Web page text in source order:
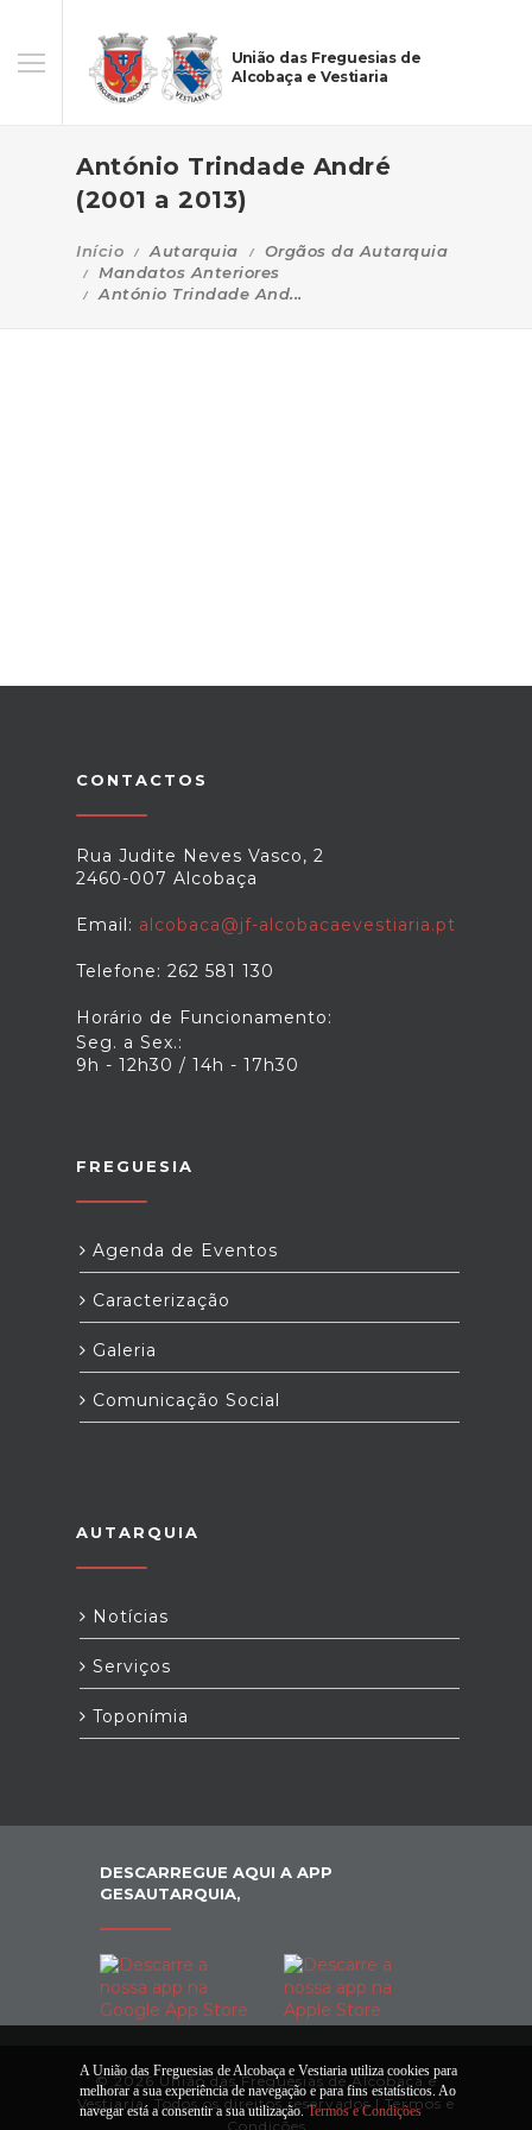
União das Freguesias de
Alcobaça e Vestiaria
António Trindade André
(2001 a 2013)
Início Autarquia
Orgãos da Autarquia
Mandatos Anteriores
António Trindade And...
CONTACTOS
Rua Judite Neves Vasco, 2
2460-007 Alcobaça
Email: alcobaca@jf-alcobacaevestiaria.pt
Telefone: 262 581 130
Horário de Funcionamento:
Seg. a Sex.:
9h - 12h30 / 14h - 17h30
FREGUESIA
Agenda de Eventos
Caracterização
Galeria
Comunicação Social
AUTARQUIA
Notícias
Serviços
Toponímia
DESCARREGUE AQUI A APP
GESAUTARQUIA,
© 2026 União das Freguesias de Alcobaça e
Vestiaria. Todos os direitos reservados | Termos e
Condições
A União das Freguesias de Alcobaça e Vestiaria utiliza cookies para
melhorar a sua experiência de navegação e para fins estatísticos. Ao
navegar está a consentir a sua utilização.Termos e Condições